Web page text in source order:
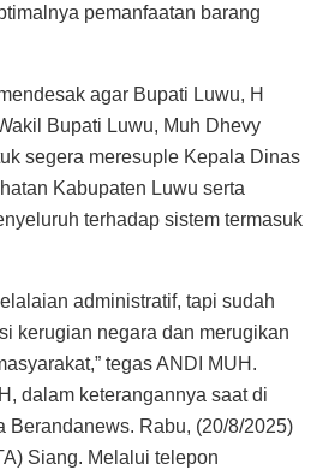
pemanfaatan barang
agar Bupati Luwu, H
Bupati Luwu, Muh Dhevy
segera meresuple Kepala Dinas
Kabupaten Luwu serta
terhadap sistem termasuk
administratif, tapi sudah
kerugian negara dan merugikan
tegas ANDI MUH.
dalam keterangannya saat di
Berandanews. Rabu, (20/8/2025)
Siang. Melalui telepon